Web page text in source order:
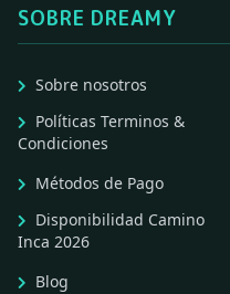
SOBRE DREAMY
Sobre nosotros
Políticas Terminos &
Condiciones
Métodos de Pago
Disponibilidad Camino
Inca 2026
Blog